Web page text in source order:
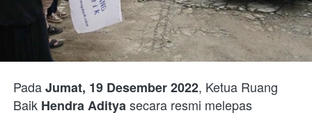
Pada Jumat, 19 Desember 2022, Ketua Ruang
Baik Hendra Aditya secara resmi melepas